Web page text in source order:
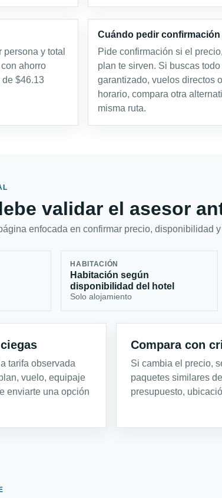
y total
ahorro
$46.13
Cuándo pedir confirmación
Pide confirmación si el
plan te sirven. Si buscas
garantizado, vuelos directos
horario, compara otra
misma ruta.
validar el asesor
enfocada en confirmar precio, disponibilidad
HABITACIÓN
Habitación según
disponibilidad del hotel
Solo alojamiento
tarifa observada
vuelo, equipaje
enviarte una opción
Compara con
Si cambia el precio,
paquetes similares
presupuesto,